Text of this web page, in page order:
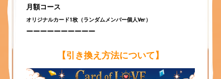
月額コース
オリジナルカード1枚（ランダムメンバー個人Ver）
ーーーーーーーーーー
【引き換え方法について】